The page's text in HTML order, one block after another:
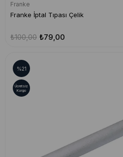
Franke
Franke İptal Tıpası Çelik
₺79,00
₺100,00
%21
Ücretsiz
Kargo